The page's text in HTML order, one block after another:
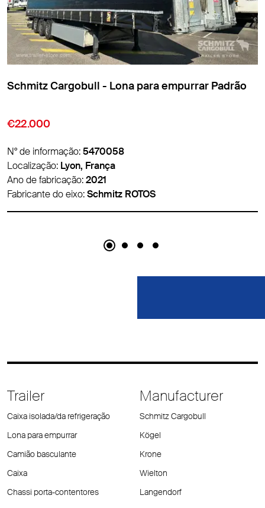
Schmitz Cargobull - Lona para empurrar Padrão
€9.850
N° de informação:5474007
Localização: Lyon, França
Ano de fabricação:2016
Fabricante do eixo:Schmitz ROTOS
Trailer
Caixa isolada/da refrigeração
Lona para empurrar
Camião basculante
Caixa
Chassi porta-contentores
Manufacturer
Schmitz Cargobull
Kögel
Krone
Wielton
Langendorf